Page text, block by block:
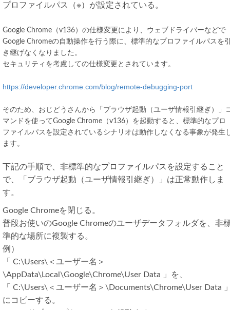
プロファイルパス（※）が設定されている。
Google Chrome（v136）の仕様変更により、ウェブドライバーなどで
Google Chromeの自動操作を行う際に、標準的なプロファイルパスを
き継げなくなりました。
セキュリティを考慮しての仕様変更とされています。
https://developer.chrome.com/blog/remote-debugging-port
そのため、おじどうさんから「ブラウザ起動（ユーザ情報引継ぎ）」
マンドを使ってGoogle Chrome（v136）を起動すると、標準的なプロ
ファイルパスを設定されているシナリオは動作しなくなる事象が発生
ます。
下記の手順で、非標準的なプロファイルパスを設定すること
で、「ブラウザ起動（ユーザ情報引継ぎ）」は正常動作しま
す。
Google Chromeを閉じる。
普段お使いのGoogle Chromeのユーザデータフォルダを、非
準的な場所に複製する。
例）
「 C:\Users\＜ユーザー名＞
\AppData\Local\Google\Chrome\User Data 」を、
「 C:\Users\＜ユーザー名＞\Documents\Chrome\User Data
にコピーする。